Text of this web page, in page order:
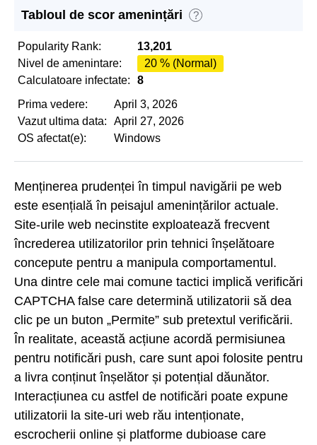
Tabloul de scor amenințări ?
Popularity Rank:
13,201
Nivel de amenintare:
20 % (Normal)
Calculatoare infectate:
8
Prima vedere:
April 3, 2026
Vazut ultima data:
April 27, 2026
OS afectat(e):
Windows
Menținerea prudenței în timpul navigării pe web
este esențială în peisajul amenințărilor actuale.
Site-urile web necinstite exploatează frecvent
încrederea utilizatorilor prin tehnici înșelătoare
concepute pentru a manipula comportamentul.
Una dintre cele mai comune tactici implică verificări
CAPTCHA false care determină utilizatorii să dea
clic pe un buton „Permite” sub pretextul verificării.
În realitate, această acțiune acordă permisiunea
pentru notificări push, care sunt apoi folosite pentru
a livra conținut înșelător și potențial dăunător.
Interacțiunea cu astfel de notificări poate expune
utilizatorii la site-uri web rău intenționate,
escrocherii online și platforme dubioase care